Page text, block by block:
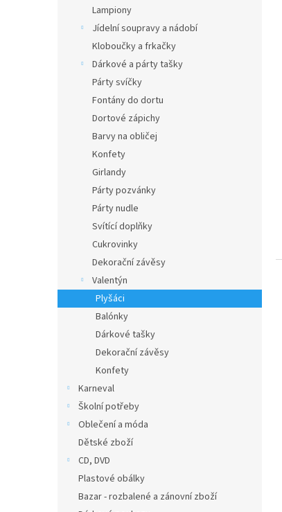
Lampiony
Jídelní soupravy a nádobí
Kloboučky a frkačky
Dárkové a párty tašky
Párty svíčky
Fontány do dortu
Dortové zápichy
Barvy na obličej
Konfety
Girlandy
Párty pozvánky
Párty nudle
Svítící doplňky
Cukrovinky
Dekorační závěsy
Valentýn
Plyšáci
Balónky
Dárkové tašky
Dekorační závěsy
Konfety
Karneval
Školní potřeby
Oblečení a móda
Dětské zboží
CD, DVD
Plastové obálky
Bazar - rozbalené a zánovní zboží